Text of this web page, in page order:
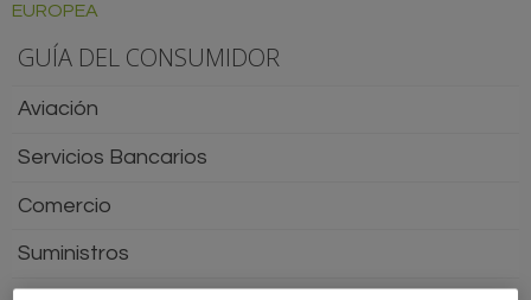
EUROPEA
GUÍA DEL CONSUMIDOR
Aviación
Servicios Bancarios
Comercio
Suministros